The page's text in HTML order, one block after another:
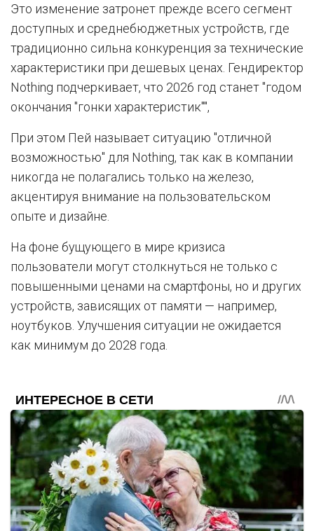
Это изменение затронет прежде всего сегмент
доступных и среднебюджетных устройств, где
традиционно сильна конкуренция за технические
характеристики при дешевых ценах. Гендиректор
Nothing подчеркивает, что 2026 год станет "годом
окончания "гонки характеристик"",
При этом Пей называет ситуацию "отличной
возможностью" для Nothing, так как в компании
никогда не полагались только на железо,
акцентируя внимание на пользовательском
опыте и дизайне.
На фоне бущующего в мире кризиса
пользователи могут столкнуться не только с
повышенными ценами на смартфоны, но и других
устройств, зависящих от памяти — например,
ноутбуков. Улучшения ситуации не ожидается
как минимум до 2028 года.